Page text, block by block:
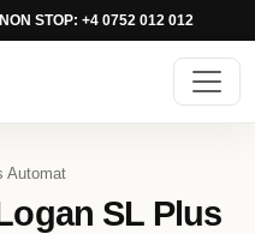
STOP: +4 0752 012 012
Automat
SL Plus